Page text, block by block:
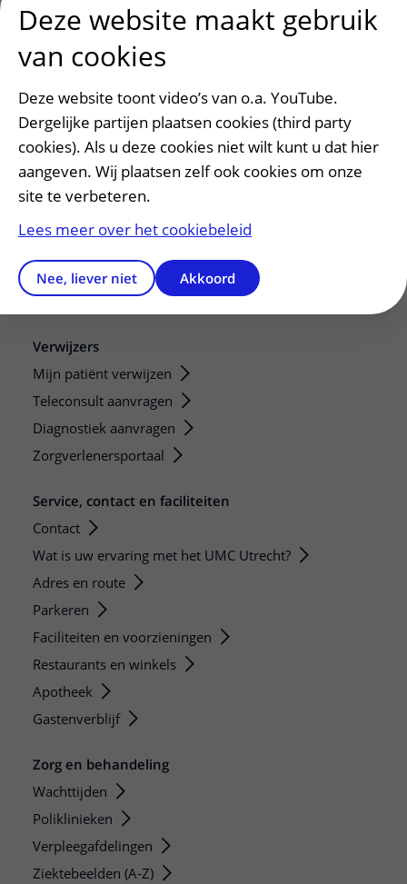
Opvragen kopie dossier
De Nieuwe Utrechtse School
Stage en opleidingsplaatsen
Research
Strategic programs
Researchers
Research technologies
Verwijzers
Mijn patiënt verwijzen
Teleconsult aanvragen
Diagnostiek aanvragen
Zorgverlenersportaal
Service, contact en faciliteiten
Contact
Wat is uw ervaring met het UMC Utrecht?
Adres en route
Parkeren
Faciliteiten en voorzieningen
Restaurants en winkels
Apotheek
Gastenverblijf
Zorg en behandeling
Wachttijden
Poliklinieken
Verpleegafdelingen
Ziektebeelden (A-Z)
Deze website maakt gebruik
van cookies
Deze website toont video’s van o.a. YouTube.
Dergelijke partijen plaatsen cookies (third party
cookies). Als u deze cookies niet wilt kunt u dat hier
aangeven. Wij plaatsen zelf ook cookies om onze
site te verbeteren.
Lees meer over het cookiebeleid
Nee, liever niet Akkoord